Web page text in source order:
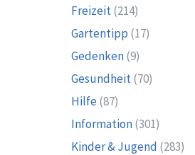
Freizeit(214)
Gartentipp (17)
Gedenken(9)
Gesundheit(70)
Hilfe (87)
Information(301)
Kinder & Jugend (283)